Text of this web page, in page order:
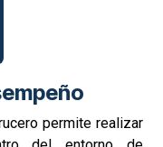
mantiene un peso
con su capacidad de